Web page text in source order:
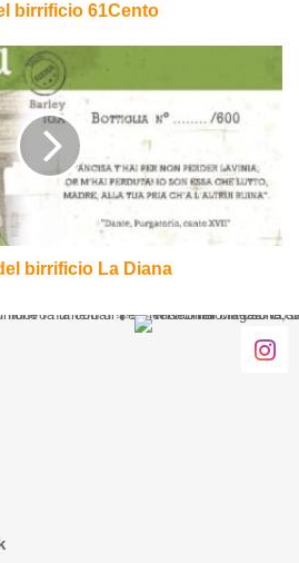
birrificio 61Cento
birrificio La Diana